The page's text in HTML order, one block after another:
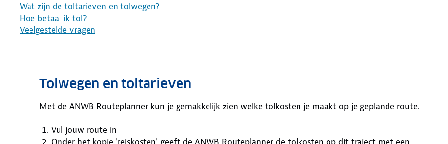
Wat zijn de toltarieven en tolwegen?
Hoe betaal ik tol?
Veelgestelde vragen
Tolwegen en toltarieven
Met de ANWB Routeplanner kun je gemakkelijk zien welke tolkosten je maakt op je geplande route.
Vul jouw route in
Onder het kopje 'reiskosten' geeft de ANWB Routeplanner de tolkosten op dit traject met een